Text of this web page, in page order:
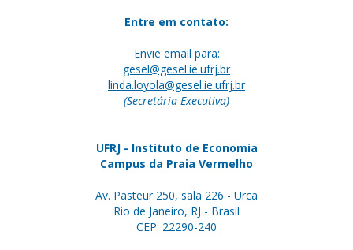
Entre em contato:
Envie email para:
gesel@gesel.ie.ufrj.br
linda.loyola@gesel.ie.ufrj.br
(Secretária Executiva)
UFRJ - Instituto de Economia
Campus da Praia Vermelho
Av. Pasteur 250, sala 226 - Urca
Rio de Janeiro, RJ - Brasil
CEP: 22290-240